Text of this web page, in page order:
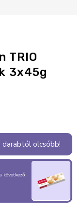
TRIO
3x45g
darabtól olcsóbb!
következő